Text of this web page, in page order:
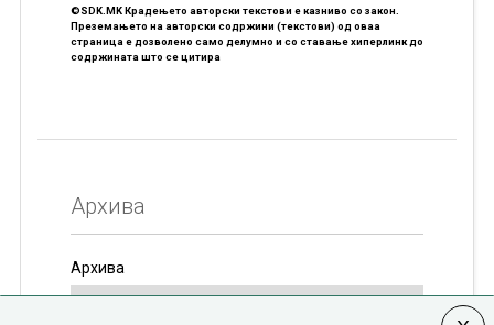
©SDK.MK Крадењето авторски текстови е казниво со закон.
Преземањето на авторски содржини (текстови) од оваа
страница е дозволено само делумно и со ставање хиперлинк до
содржината што се цитира
Архива
Архива